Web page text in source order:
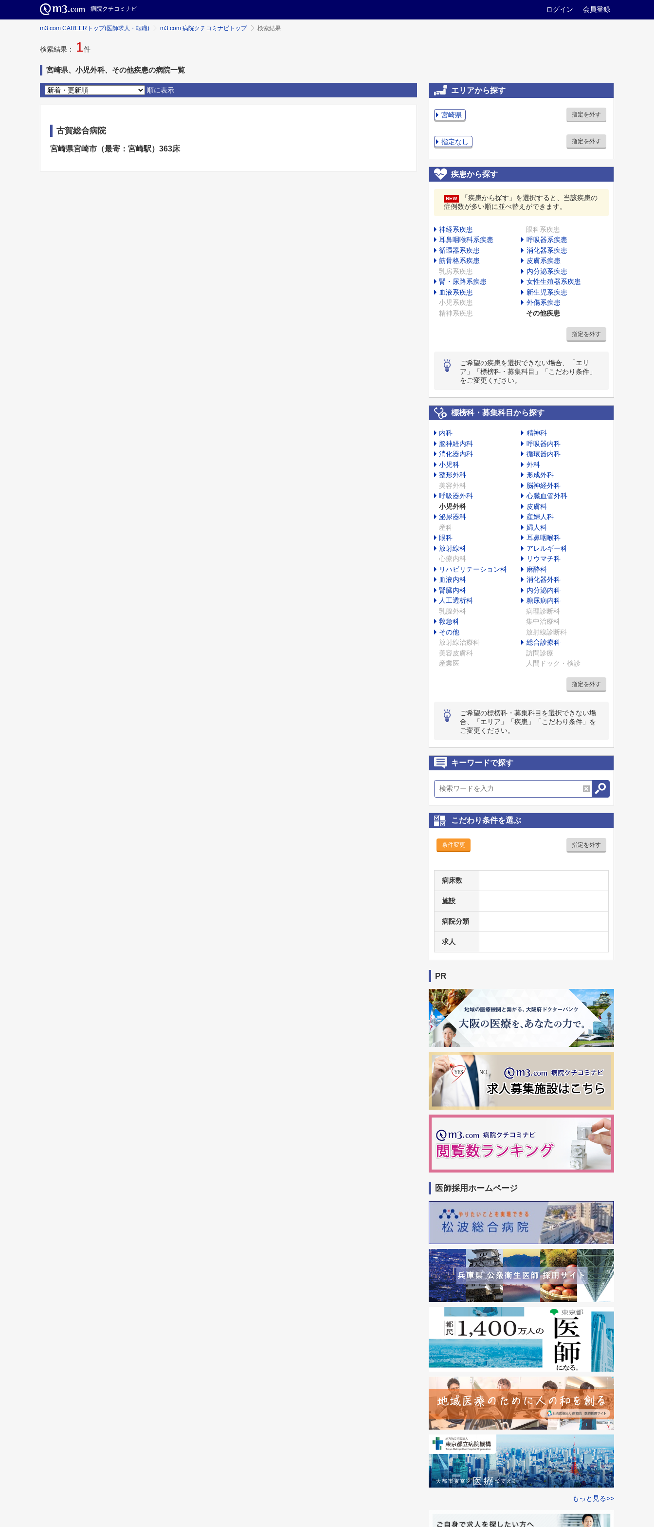
病院クチコミナビ ログイン 会員登録
m3.com CAREERトップ(医師求人・転職) m3.com 病院クチコミナビトップ 検索結果
検索結果： 1件
宮崎県、小児外科、その他疾患の病院一覧
順に表示
古賀総合病院
宮崎県宮崎市（最寄：宮崎駅）363床
エリアから探す
宮崎県 指定を外す
指定なし 指定を外す
疾患から探す
NEW
「疾患から探す」を選択すると、当該疾患の
症例数が多い順に並べ替えができます。
神経系疾患
眼科系疾患
耳鼻咽喉科系疾患
呼吸器系疾患
循環器系疾患
消化器系疾患
筋骨格系疾患
皮膚系疾患
乳房系疾患
内分泌系疾患
腎・尿路系疾患
女性生殖器系疾患
血液系疾患
新生児系疾患
小児系疾患
外傷系疾患
精神系疾患
その他疾患
指定を外す
ご希望の疾患を選択できない場合、「エリ
ア」「標榜科・募集科目」「こだわり条件」
をご変更ください。
標榜科・募集科目から探す
内科
精神科
脳神経内科
呼吸器内科
消化器内科
循環器内科
小児科
外科
整形外科
形成外科
美容外科
脳神経外科
呼吸器外科
心臓血管外科
小児外科
皮膚科
泌尿器科
産婦人科
産科
婦人科
眼科
耳鼻咽喉科
放射線科
アレルギー科
心療内科
リウマチ科
リハビリテーション科
麻酔科
血液内科
消化器外科
腎臓内科
内分泌内科
人工透析科
糖尿病内科
乳腺外科
病理診断科
救急科
集中治療科
その他
放射線診断科
放射線治療科
総合診療科
美容皮膚科
訪問診療
産業医
人間ドック・検診
指定を外す
ご希望の標榜科・募集科目を選択できない場
合、「エリア」「疾患」「こだわり条件」を
ご変更ください。
キーワードで探す
こだわり条件を選ぶ
条件変更 指定を外す
病床数
施設
病院分類
求人
PR
医師採用ホームページ
もっと見る>>